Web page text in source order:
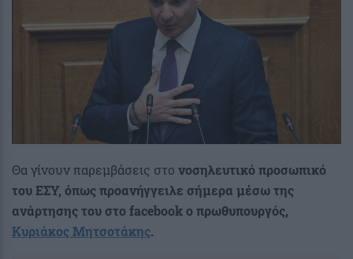
Θα γίνουν παρεμβάσεις στο νοσηλευτικό προσωπικό
του ΕΣΥ, όπως προανήγγειλε σήμερα μέσω της
ανάρτησης του στο facebook ο πρωθυπουργός,
Κυριάκος Μητσοτάκης.